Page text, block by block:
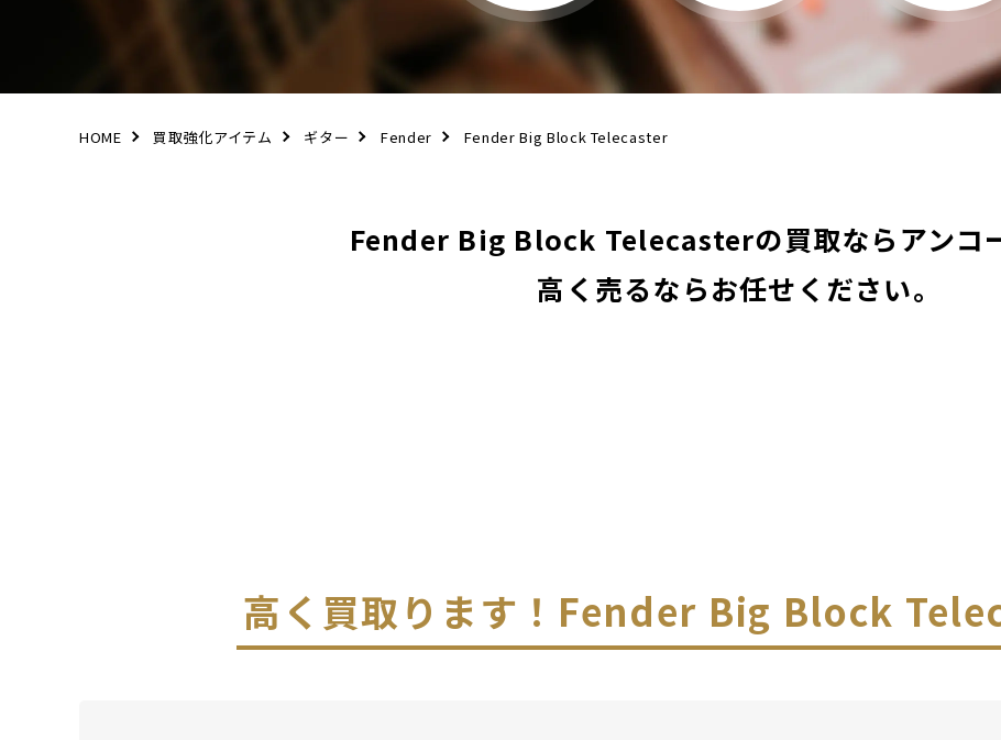
HOME 買取強化アイテム ギター Fender Fender Big Block Telecaster
Fender Big Block Telecasterの買取ならアンコ
高く売るならお任せください。
高く買取ります！ Fender Big Block